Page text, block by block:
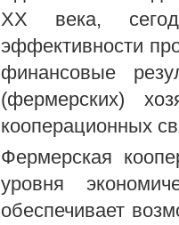
XX века,
эффективности
финансовые
(фермерских)
кооперационных
Фермерская
уровня
обеспечивает